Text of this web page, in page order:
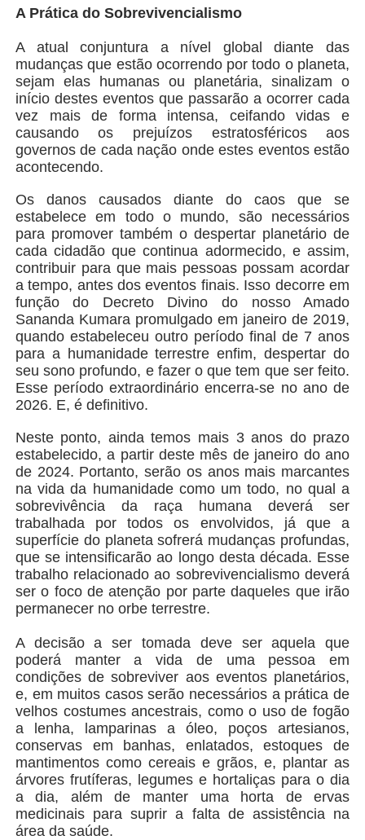
A Prática do Sobrevivencialismo
A atual conjuntura a nível global diante das
mudanças que estão ocorrendo por todo o planeta,
sejam elas humanas ou planetária, sinalizam o
início destes eventos que passarão a ocorrer cada
vez mais de forma intensa, ceifando vidas e
causando os prejuízos estratosféricos aos
governos de cada nação onde estes eventos estão
acontecendo.
Os danos causados diante do caos que se
estabelece em todo o mundo, são necessários
para promover também o despertar planetário de
cada cidadão que continua adormecido, e assim,
contribuir para que mais pessoas possam acordar
a tempo, antes dos eventos finais. Isso decorre em
função do Decreto Divino do nosso Amado
Sananda Kumara promulgado em janeiro de 2019,
quando estabeleceu outro período final de 7 anos
para a humanidade terrestre enfim, despertar do
seu sono profundo, e fazer o que tem que ser feito.
Esse período extraordinário encerra-se no ano de
2026. E, é definitivo.
Neste ponto, ainda temos mais 3 anos do prazo
estabelecido, a partir deste mês de janeiro do ano
de 2024. Portanto, serão os anos mais marcantes
na vida da humanidade como um todo, no qual a
sobrevivência da raça humana deverá ser
trabalhada por todos os envolvidos, já que a
superfície do planeta sofrerá mudanças profundas,
que se intensificarão ao longo desta década. Esse
trabalho relacionado ao sobrevivencialismo deverá
ser o foco de atenção por parte daqueles que irão
permanecer no orbe terrestre.
A decisão a ser tomada deve ser aquela que
poderá manter a vida de uma pessoa em
condições de sobreviver aos eventos planetários,
e, em muitos casos serão necessários a prática de
velhos costumes ancestrais, como o uso de fogão
a lenha, lamparinas a óleo, poços artesianos,
conservas em banhas, enlatados, estoques de
mantimentos como cereais e grãos, e, plantar as
árvores frutíferas, legumes e hortaliças para o dia
a dia, além de manter uma horta de ervas
medicinais para suprir a falta de assistência na
área da saúde.